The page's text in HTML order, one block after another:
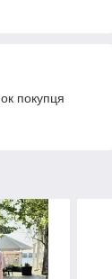
покупця